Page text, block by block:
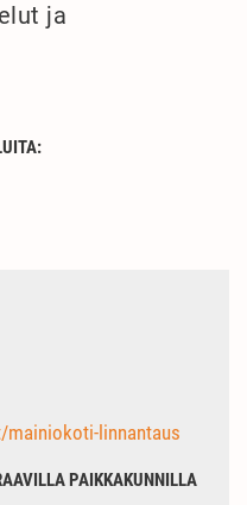
ja
linnantaus
PAIKKAKUNNILLA